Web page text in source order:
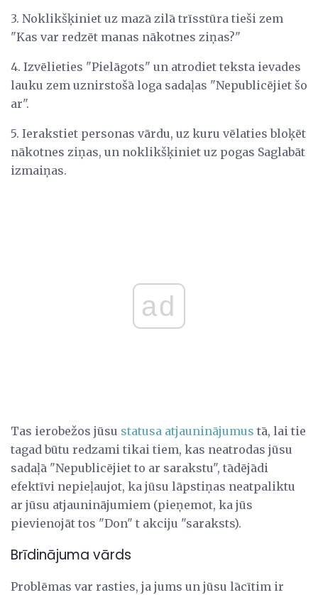
3. Noklikšķiniet uz mazā zilā trīsstūra tieši zem
"Kas var redzēt manas nākotnes ziņas?"
4. Izvēlieties "Pielāgots" un atrodiet teksta ievades
lauku zem uznirstošā loga sadaļas "Nepublicējiet šo
ar".
5. Ierakstiet personas vārdu, uz kuru vēlaties bloķēt
nākotnes ziņas, un noklikšķiniet uz pogas Saglabāt
izmaiņas.
ad
Tas ierobežos jūsu statusa atjauninājumus tā, lai tie
tagad būtu redzami tikai tiem, kas neatrodas jūsu
sadaļā "Nepublicējiet to ar sarakstu", tādējādi
efektīvi nepieļaujot, ka jūsu lāpstiņas neatpaliktu
ar jūsu atjauninājumiem (pieņemot, ka jūs
pievienojāt tos "Don" t akciju "saraksts).
Brīdinājuma vārds
Problēmas var rasties, ja jums un jūsu lācītim ir